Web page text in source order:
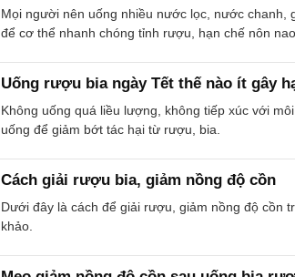
Mọi người nên uống nhiều nước lọc, nước chanh,
để cơ thể nhanh chóng tỉnh rượu, hạn chế nôn nao.
Uống rượu bia ngày Tết thế nào ít gây
Không uống quá liều lượng, không tiếp xúc với
uống để giảm bớt tác hại từ rượu, bia.
Cách giải rượu bia, giảm nồng độ cồn
Dưới đây là cách để giải rượu, giảm nồng độ cồn
khảo.